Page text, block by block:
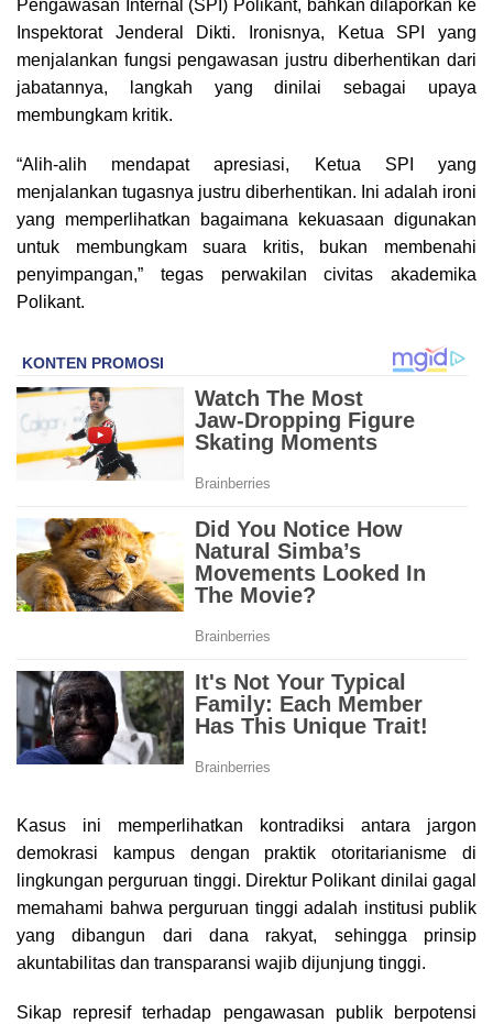
Pengawasan Internal (SPI) Polikant, bahkan dilaporkan ke
Inspektorat Jenderal Dikti. Ironisnya, Ketua SPI yang
menjalankan fungsi pengawasan justru diberhentikan dari
jabatannya, langkah yang dinilai sebagai upaya
membungkam kritik.
“Alih-alih mendapat apresiasi, Ketua SPI yang
menjalankan tugasnya justru diberhentikan. Ini adalah ironi
yang memperlihatkan bagaimana kekuasaan digunakan
untuk membungkam suara kritis, bukan membenahi
penyimpangan,” tegas perwakilan civitas akademika
Polikant.
Kasus ini memperlihatkan kontradiksi antara jargon
demokrasi kampus dengan praktik otoritarianisme di
lingkungan perguruan tinggi. Direktur Polikant dinilai gagal
memahami bahwa perguruan tinggi adalah institusi publik
yang dibangun dari dana rakyat, sehingga prinsip
akuntabilitas dan transparansi wajib dijunjung tinggi.
Sikap represif terhadap pengawasan publik berpotensi